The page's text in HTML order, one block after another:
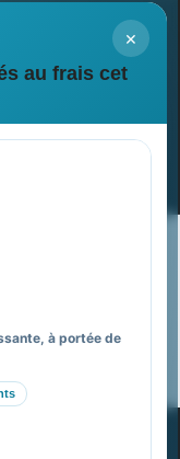
×
au frais cet
à portée de
offres spéciales
global
?